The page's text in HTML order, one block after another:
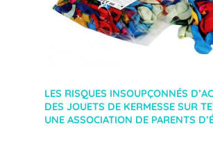
LES RISQUES INSOUPÇONNÉS
DES JOUETS DE KERMESSE SUR
UNE ASSOCIATION DE PARENTS